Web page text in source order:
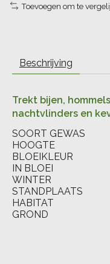
Toevoegen om te
Beschrijving
Trekt bijen,
nachtvlinders en
SOORT GEWAS
HOOGTE
BLOEIKLEUR
IN BLOEI
WINTER
STANDPLAATS
HABITAT
GROND